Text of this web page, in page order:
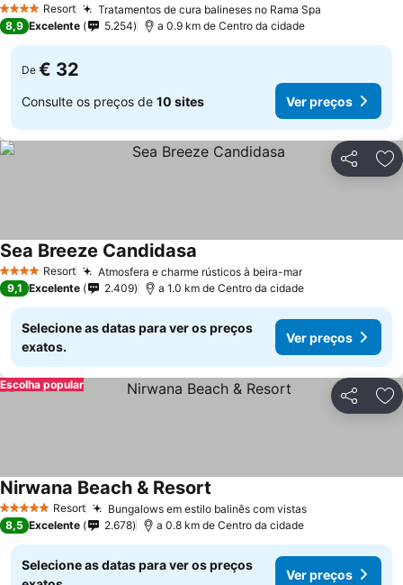
4 EstrelasResort Tratamentos de cura balineses no Rama Spa
8,9 Excelente 5.254 a 0.9 km de Centro da cidade
De € 32
Consulte os preços de 10 sites Ver preços
Partilhar
4 EstrelasResort Atmosfera e charme rústicos à beira-mar
Sea Breeze Candidasa
9,1 Excelente 2.409 a 1.0 km de Centro da cidade
Selecione as datas para ver os preços
exatos.
Ver preços
Partilhar
Escolha popular
5 Estrelas Resort Bungalows em estilo balinês com vistas
Nirwana Beach & Resort
8,5 Excelente 2.678 a 0.8 km de Centro da cidade
Selecione as datas para ver os preços
Ver preços